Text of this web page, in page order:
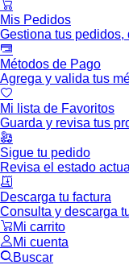
Mis Pedidos
Gestiona tus pedidos,
Métodos de Pago
Agrega y valida tus
Mi lista de Favoritos
Guarda y revisa tus
Sigue tu pedido
Revisa el estado
Descarga tu factura
Consulta y descarga
Mi carrito
Mi cuenta
Buscar